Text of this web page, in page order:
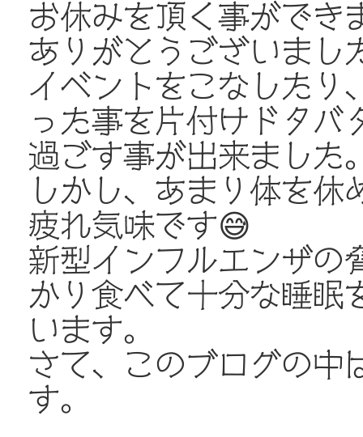
お休みを頂く事ができ
ありがとうございまし
イベントをこなしたり
った事を片付けドタバ
過ごす事が出来ました
しかし、あまり体を休
疲れ気味です😅
新型インフルエンザの
かり食べて十分な睡眠
います。
さて、このブログの中
す。